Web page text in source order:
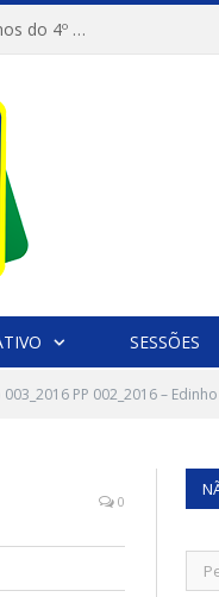
Câmara Municipal de Alenquer realiza abertura dos trabalhos do 4º Período Legislativo
SESSÕES
PP 002_2016 – Edinho
0